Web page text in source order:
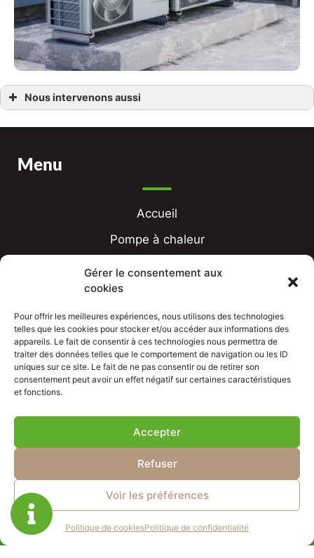
Gérer le consentement aux
cookies
Pour offrir les meilleures expériences, nous utilisons des technologies
telles que les cookies pour stocker et/ou accéder aux informations des
appareils. Le fait de consentir à ces technologies nous permettra de
traiter des données telles que le comportement de navigation ou les ID
uniques sur ce site. Le fait de ne pas consentir ou de retirer son
consentement peut avoir un effet négatif sur certaines caractéristiques
et fonctions.
Accepter
Refuser
Voir les préférences
Politique de cookiesPolitique de confidentialité
Nous intervenons aussi
installation pompe à chaleur Cabriès
installation pompe à chaleur Lambesc
installation pompe à chaleur Le Puy-Sainte-Réparade
installation pompe à chaleur Saint-Cannat
installation pompe à chaleur Salon-de-Provence
installation pompe à chaleur Pélissanne
Menu
Accueil
Pompe à chaleur
Climatisation
Chauffe-eau thermodynamique
Aides financières
Réalisations
Contact
Mentions légales
Politique de confidentialité
Plan de site